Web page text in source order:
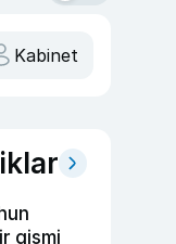
Kabinet
qismi